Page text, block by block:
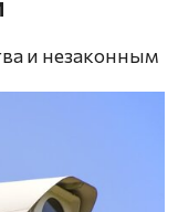
и незаконным